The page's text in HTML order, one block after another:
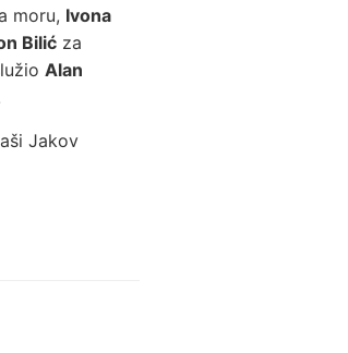
moru, Ivona
Bilić za
Alan
Jakov